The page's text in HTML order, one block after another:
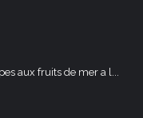
aux fruits de mer a l...